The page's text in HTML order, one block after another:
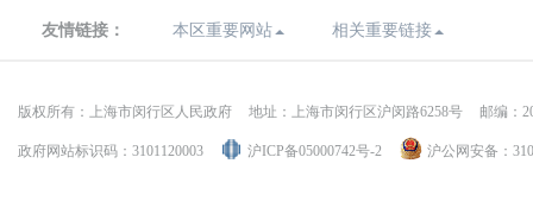
友情链接： 本区重要网站 相关重要链接
版权所有：上海市闵行区人民政府 地址：上海市闵行区沪闵路6258号 邮编：
政府网站标识码：3101120003 沪ICP备05000742号-2 沪公网安备：